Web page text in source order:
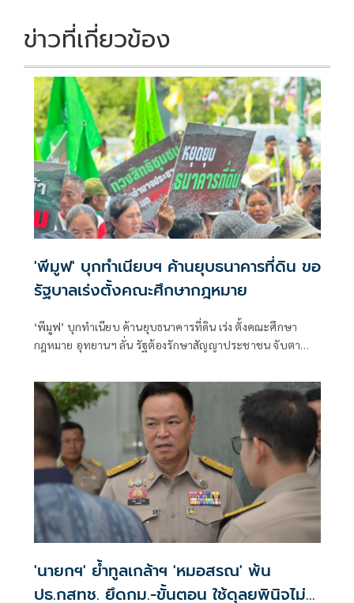
ข่าวที่เกี่ยวข้อง
'พีมูฟ' บุกทำเนียบฯ ค้านยุบธนาคารที่ดิน ขอ
รัฐบาลเร่งตั้งคณะศึกษากฎหมาย
‘พีมูฟ’ บุกทำเนียบ ค้านยุบธนาคารที่ดิน เร่ง ตั้งคณะศึกษา
กฎหมาย อุทยานฯ ลั่น รัฐต้องรักษาสัญญาประชาชน จับตา
'นายกฯ' ย้ำทูลเกล้าฯ 'หมอสรณ' พ้น
ปธ.กสทช. ยึดกม.-ขั้นตอน ใช้ดุลยพินิจไม่